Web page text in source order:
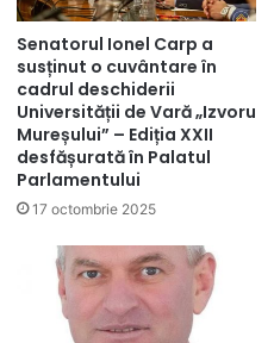
Senatorul Ionel Carp a
susținut o cuvântare în
cadrul deschiderii
Universității de Vară „Izvoru
Mureșului” – Ediția XXII
desfășurată în Palatul
Parlamentului
17 octombrie 2025